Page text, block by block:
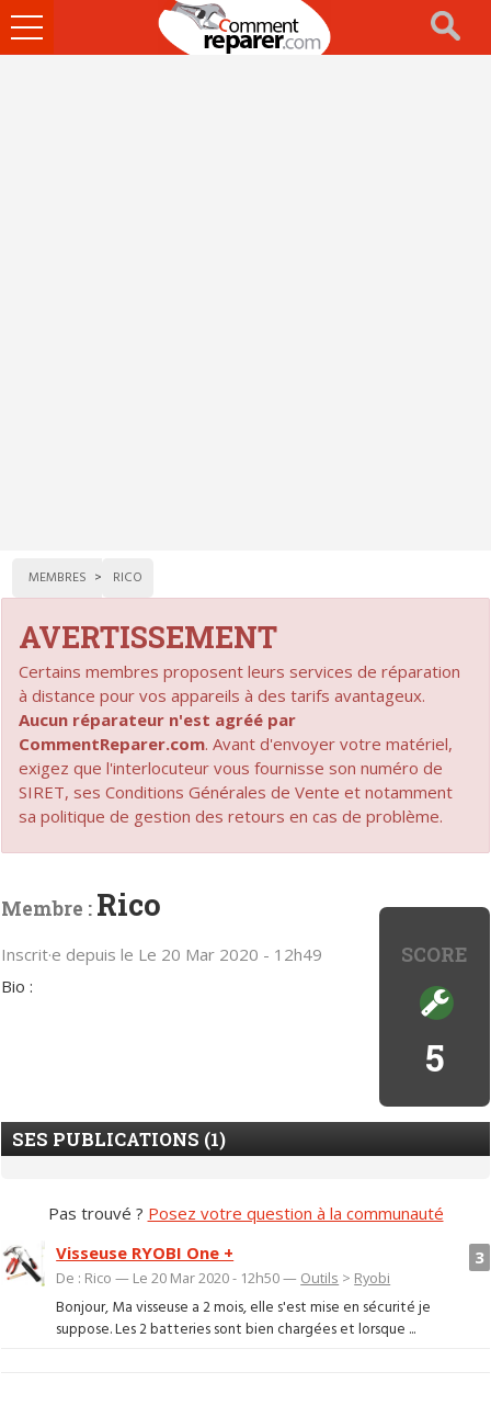
Ouvrir
le
MEMBRES RICO
AVERTISSEMENT
Certains membres proposent leurs services de réparation
à distance pour vos appareils à des tarifs avantageux.
Aucun réparateur n'est agréé par
CommentReparer.com. Avant d'envoyer votre matériel,
exigez que l'interlocuteur vous fournisse son numéro de
SIRET, ses Conditions Générales de Vente et notamment
sa politique de gestion des retours en cas de problème.
SCORE
5
Membre : Rico
Inscrit·e depuis le Le 20 Mar 2020 - 12h49
Bio :
SES PUBLICATIONS (1)
Pas trouvé ? Posez votre question à la communauté
3
Visseuse RYOBI One +
De : Rico — Le 20 Mar 2020 - 12h50 — Outils > Ryobi
Bonjour, Ma visseuse a 2 mois, elle s'est mise en sécurité je
suppose. Les 2 batteries sont bien chargées et lorsque ...